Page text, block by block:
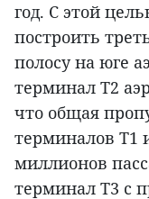
год. С этой
построить
полосу на юге
терминал Т2
что общая
терминалов Т1
миллионов
терминал Т3 с